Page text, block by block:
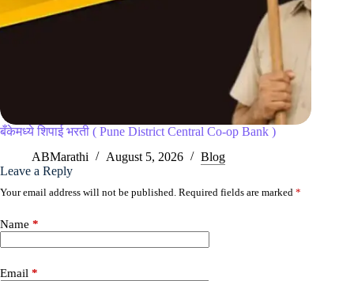
बँकेमध्ये शिपाई भरती ( Pune District Central Co-op Bank )
ABMarathi
August 5, 2026
Blog
Leave a Reply
Your email address will not be published. Required fields are marked *
Name *
Email *